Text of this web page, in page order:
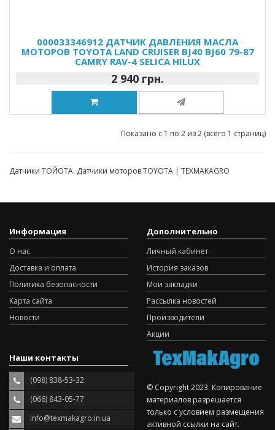
000033346912 ДАТЧИК ДАВЛЕНИЯ МАСЛА
МОТОРОВ TOYOTA LAND CRUISER BJ40 BJ60 79-87
CAMRY RAV-4 SELICA HILUX
2 940 грн.
Показано с 1 по 2 из 2 (всего 1 страниц)
Датчики ТОЙОТА. Датчики моторов TOYOTA | TEXMAKAGRO
Информация
О нас
Доставка и оплата
Политика безопасности
Карта сайта
Новости
Дополнительно
Личный кабинет
История заказов
Мои закладки
Рассылка новостей
Производители
Акции
Наши контакты
(098) 838-53-32
(066) 843-05-77
info@texmakagro.in.ua
© Copyright 2023. Копирование
материалов разрешается
только с условием размещения
активной ссылки на сайт.